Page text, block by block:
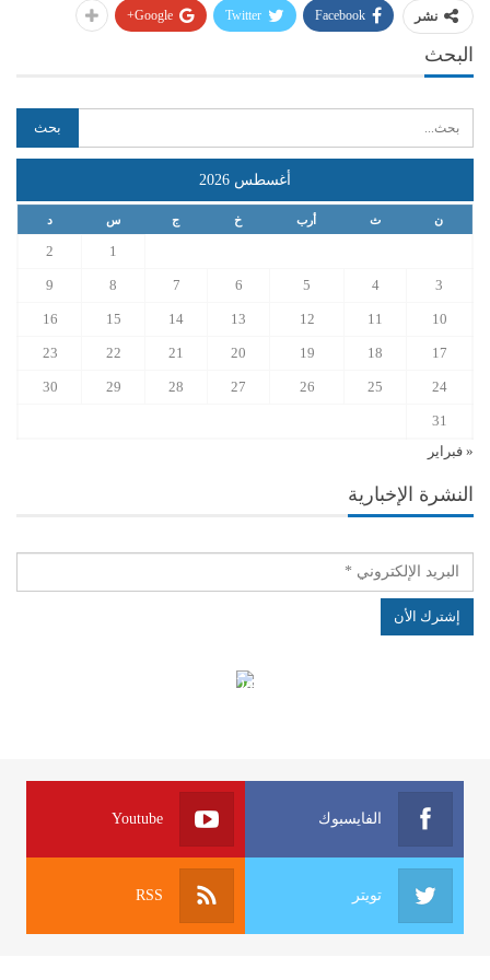
نشر Facebook
Twitter
Google+
البحث
أغسطس 2026
ن ث أرب خ ج س د
1
2
3
4
5
6
7
8
9
10
11
12
13
14
15
16
17
18
19
20
21
22
23
24
25
26
27
28
29
30
31
« فبراير
النشرة الإخبارية
الهياكل الخاضعة لقانون النفاذ إلى المعلومة
الفايسبوك Youtube
تويتر RSS